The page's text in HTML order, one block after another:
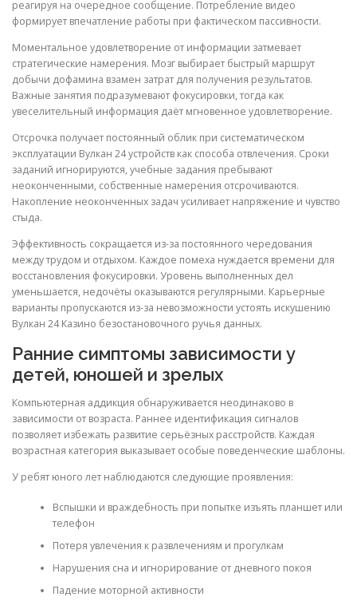
реагируя на очередное сообщение. Потребление видео
формирует впечатление работы при фактическом пассивности.
Моментальное удовлетворение от информации затмевает
стратегические намерения. Мозг выбирает быстрый маршрут
добычи дофамина взамен затрат для получения результатов.
Важные занятия подразумевают фокусировки, тогда как
увеселительный информация даёт мгновенное удовлетворение.
Отсрочка получает постоянный облик при систематическом
эксплуатации Вулкан 24 устройств как способа отвлечения. Сроки
заданий игнорируются, учебные задания пребывают
неоконченными, собственные намерения отсрочиваются.
Накопление неоконченных задач усиливает напряжение и чувство
стыда.
Эффективность сокращается из-за постоянного чередования
между трудом и отдыхом. Каждое помеха нуждается времени для
восстановления фокусировки. Уровень выполненных дел
уменьшается, недочёты оказываются регулярными. Карьерные
варианты пропускаются из-за невозможности устоять искушению
Вулкан 24 Казино безостановочного ручья данных.
Ранние симптомы зависимости у
детей, юношей и зрелых
Компьютерная аддикция обнаруживается неодинаково в
зависимости от возраста. Раннее идентификация сигналов
позволяет избежать развитие серьёзных расстройств. Каждая
возрастная категория выказывает особые поведенческие шаблоны.
У ребят юного лет наблюдаются следующие проявления:
Вспышки и враждебность при попытке изъять планшет или
телефон
Потеря увлечения к развлечениям и прогулкам
Нарушения сна и игнорирование от дневного покоя
Падение моторной активности